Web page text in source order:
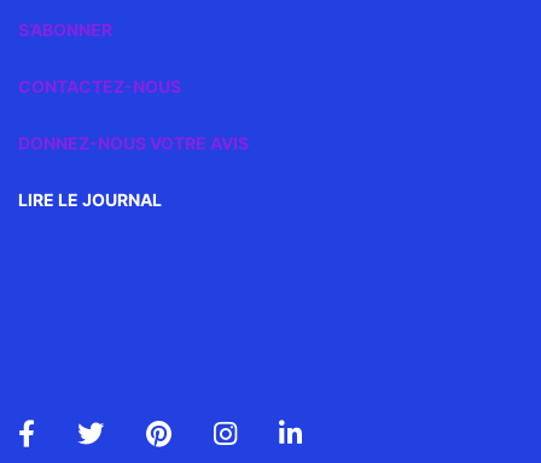
S’ABONNER
CONTACTEZ-NOUS
DONNEZ-NOUS VOTRE AVIS
LIRE LE JOURNAL